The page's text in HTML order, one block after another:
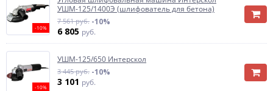
-10%
УШМ-125/1400Э (шлифователь для бетона)
7 561 руб. -10%
6 805 руб.
-10%
УШМ-125/650 Интерскол
3 445 руб. -10%
3 101 руб.